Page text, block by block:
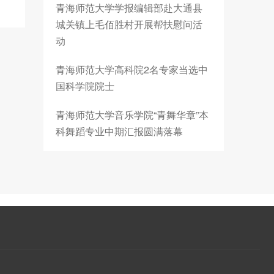
青海师范大学学报编辑部赴大通县
城关镇上毛佰胜村开展帮扶慰问活
动
青海师范大学高科院2名专家当选中
国科学院院士
青海师范大学音乐学院“青舞华章”本
科舞蹈专业中期汇报圆满落幕